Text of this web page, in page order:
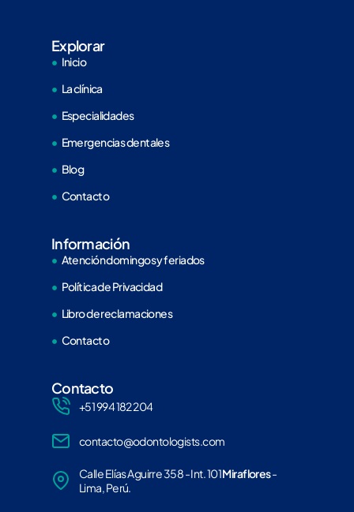
Explorar
Inicio
La clínica
Especialidades
Emergencias dentales
Blog
Contacto
Información
Atención domingos y feriados
Política de Privacidad
Libro de reclamaciones
Contacto
Contacto
+51 994 182 204
contacto@odontologists.com
Calle Elías Aguirre 358 - Int. 101Miraflores-
Lima, Perú.